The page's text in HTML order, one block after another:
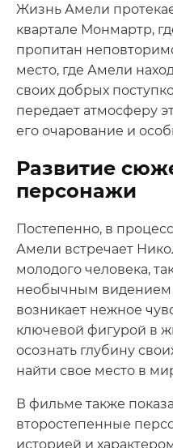
Жизнь Амели
квартале Монмартр,
пропитан
место, где Амели
своих добрых
передает атмосферу
его очарование и
Развитие
персонажи
Постепенно, в
Амели встречает
молодого человека,
необычным
возникает нежное
ключевой фигурой в
осознать глубину
найти свое место в
В фильме также
второстепенные
историей и